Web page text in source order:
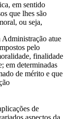
em sentido
que lhes são
ou seja,
Administração atue
pelo
finalidade
em determinadas
de mérito e que
de
aspectos da